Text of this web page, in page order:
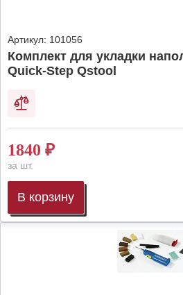
Артикул: 101056
Комплект для укладки
Quick-Step Qstool
1840 ₽
за шт.
В корзину